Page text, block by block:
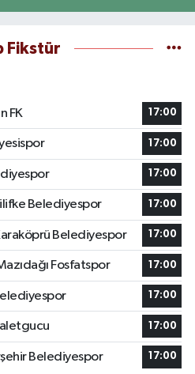
Fikstür
FK
17:00
17:00
17:00
Belediyespor 17:00
Belediyespor 17:00
Fosfatspor 17:00
17:00
17:00
Belediyespor 17:00